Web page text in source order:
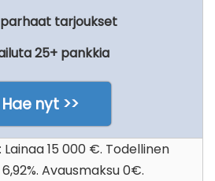
parhaat tarjoukset
25+ pankkia
Hae nyt >>
Lainaa 15 000 €. Todellinen
Avausmaksu 0€.